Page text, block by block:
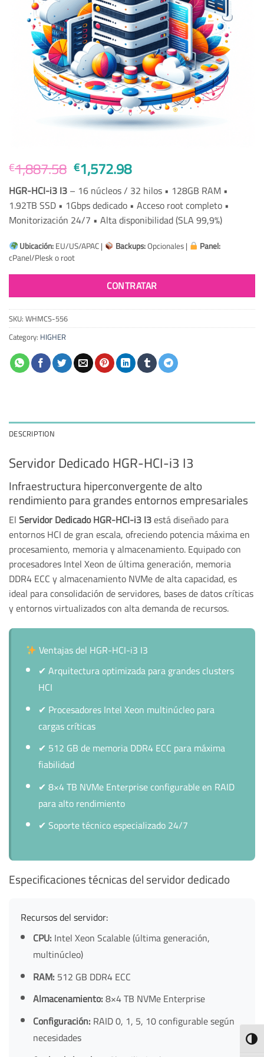
€1,887.58 Original
price
was:
€1,887.58.
€1,572.98Current
price
is:
€1,572.98.
HGR-HCI-i3 I3– 16 núcleos / 32 hilos • 128GB RAM •
1.92TB SSD • 1Gbps dedicado • Acceso root completo •
Monitorización 24/7 • Alta disponibilidad (SLA 99,9%)
Ubicación:EU/US/APAC | Backups:Opcionales | Panel:
cPanel/Plesk o root
CONTRATAR
SKU:WHMCS-556
Category: HIGHER
DESCRIPTION
Servidor Dedicado HGR-HCI-i3 I3
Infraestructura hiperconvergente de alto
rendimiento para grandes entornos empresariales
ElServidor Dedicado HGR-HCI-i3 I3está diseñado para
entornos HCI de gran escala, ofreciendo potencia máxima en
procesamiento, memoria y almacenamiento. Equipado con
procesadores Intel Xeon de última generación, memoria
DDR4 ECC y almacenamiento NVMe de alta capacidad, es
ideal para consolidación de servidores, bases de datos críticas
y entornos virtualizados con alta demanda de recursos.
Ventajas del HGR-HCI-i3 I3
✔Arquitectura optimizada para grandes clusters
HCI
✔ Procesadores Intel Xeon multinúcleo para
cargas críticas
✔ 512 GB de memoria DDR4 ECC para máxima
fiabilidad
✔8×4 TB NVMe Enterprise configurable en RAID
para alto rendimiento
✔Soporte técnico especializado 24/7
Especificaciones técnicas del servidor dedicado
Recursos del servidor:
CPU: Intel Xeon Scalable (última generación,
multinúcleo)
RAM: 512 GB DDR4 ECC
Almacenamiento:8×4 TB NVMe Enterprise
Configuración: RAID 0, 1, 5, 10 configurable según
necesidades